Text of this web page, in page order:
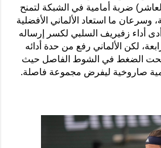
ضربة أمامية في الشبكة لتمنح
ما استعاد الألماني الأفضلية
أداء زفيريف السلبي لكسر إرساله
لكن الألماني رفع من حدة أدائه
انهار تحت الضغط في الشوط الفاصل حيث
صاروخية ليفرض مجموعة فاصلة.